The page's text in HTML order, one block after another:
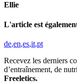
Ellie
L'article est
de en es it pt
Recevez les derniers
d’entraînement, de
Freeletics.